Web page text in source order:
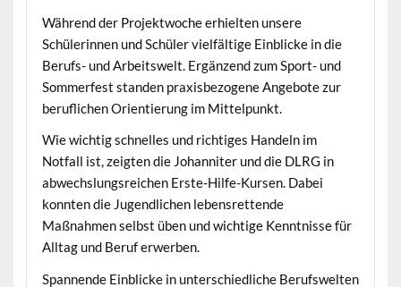
Während der Projektwoche erhielten unsere
Schülerinnen und Schüler vielfältige Einblicke in die
Berufs- und Arbeitswelt. Ergänzend zum Sport- und
Sommerfest standen praxisbezogene Angebote zur
beruflichen Orientierung im Mittelpunkt.
Wie wichtig schnelles und richtiges Handeln im
Notfall ist, zeigten die Johanniter und die DLRG in
abwechslungsreichen Erste-Hilfe-Kursen. Dabei
konnten die Jugendlichen lebensrettende
Maßnahmen selbst üben und wichtige Kenntnisse für
Alltag und Beruf erwerben.
Spannende Einblicke in unterschiedliche Berufswelten